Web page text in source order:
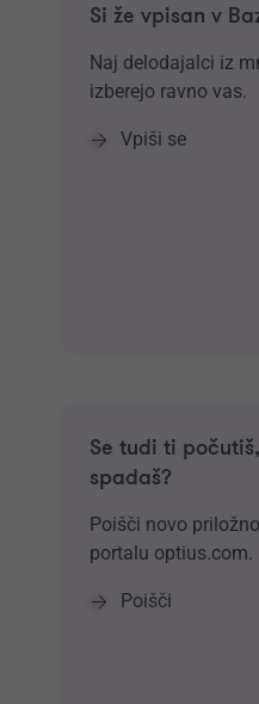
Si že vpisan v
Naj delodajalci iz
izberejo ravno vas.
Vpiši se
Se tudi ti
spadaš?
Poišči novo
portalu optius.com.
Poišči